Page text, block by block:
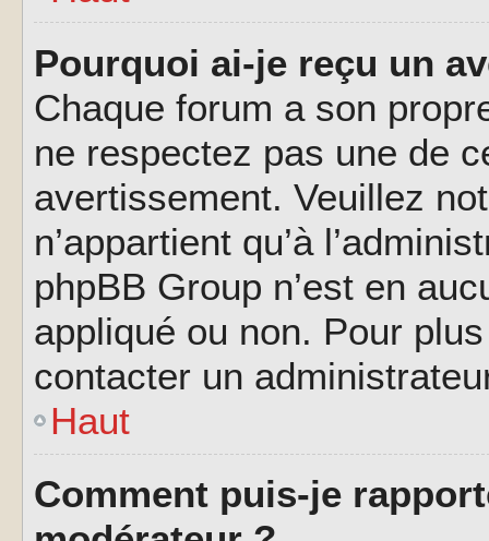
Pourquoi ai-je reçu un
Chaque forum a son
ne respectez pas une de
avertissement. Veuillez
n’appartient qu’à
phpBB Group n’est en
appliqué ou non. Pour
contacter un
Haut
Comment puis-je